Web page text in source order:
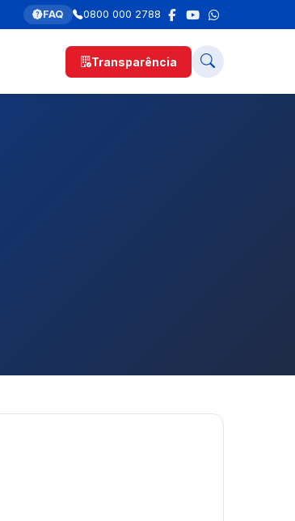
FAQ 0800 000 2788
Transparência